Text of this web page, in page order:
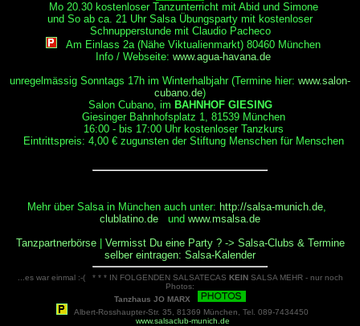
Mo 20.30 kostenloser Tanzunterricht mit Abid und Simone
und So ab ca. 21 Uhr Salsa Übungsparty mit kostenloser
Schnupperstunde mit Claudio Pacheco
Am Einlass 2a (Nähe Viktualienmarkt) 80460 München
Info / Webseite: www.agua-havana.de
unregelmässig Sonntags 17h im Winterhalbjahr (Termine hier: www.salon-
cubano.de)
Salon Cubano, im BAHNHOF GIESING
Giesinger Bahnhofsplatz 1, 81539 München
16:00 - bis 17:00 Uhr kostenloser Tanzkurs
Eintrittspreis: 4,00 € zugunsten der Stiftung Menschen für Menschen
Mehr über Salsa in München auch unter: http://salsa-munich.de
clublatino.de und www.msalsa.de
Tanzpartnerbörse| Vermisst Du eine Party ? -> Salsa-Clubs & Termine
selber eintragen: Salsa-Kalender
...es war einmal :-( * * * IN FOLGENDEN SALSATECAS KEINSALSA MEHR - nur noch
Photos:
Tanzhaus JO MARX
Albert-Rosshaupter-Str. 35, 81369 München, Tel. 089-7434450
www.salsaclub-munich.de